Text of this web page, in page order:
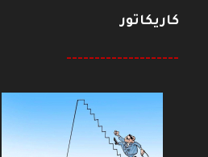
كاريكاتور
--------------------